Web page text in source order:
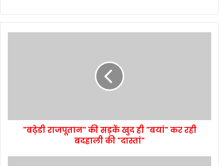
"बढ़ेडी राजपूतान" की सड़कें खुद ही "बयां" कर रही
बदहाली की "दास्तां"